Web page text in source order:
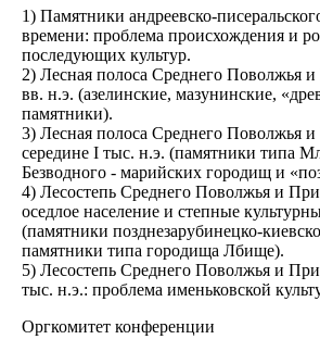
1)​ Памятники андреевско-
времени: проблема происхождения и
последующих культур.
2)​ Лесная полоса Среднего Поволжья
вв. н.э. (азелинские, мазунинские,
памятники).
3)​ Лесная полоса Среднего Поволжья
середине I тыс. н.э. (памятники типа
Безводного - марийских городищ и
4)​ Лесостепь Среднего Поволжья и
оседлое население и степные
(памятники позднезарубинецко-
памятники типа городища Лбище).
5)​ Лесостепь Среднего Поволжья и
тыс. н.э.: проблема именьковской
Оргкомитет конференции